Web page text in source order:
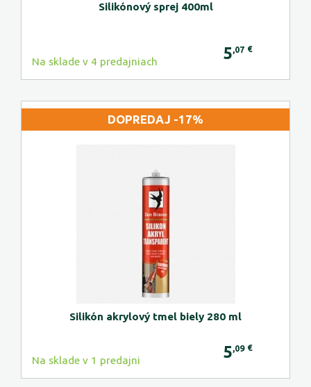
Silikónový sprej 400ml
Na sklade v 4 predajniach 5 ,07 €
DOPREDAJ -17%
Silikón akrylový tmel biely 280 ml
Na sklade v 1 predajni 5 ,09 €